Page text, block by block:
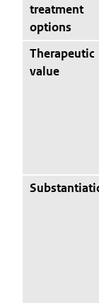
treatment
options
Therapeutic
value